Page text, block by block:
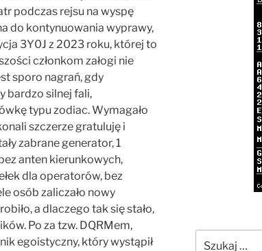
podczas rejsu na wyspę
do kontynuowania wyprawy,
3Y0J z 2023 roku, której to
członkom załogi nie
sporo nagrań, gdy
bardzo silnej fali,
typu zodiac. Wymagało
szczerze gratuluję i
zabrane generator, 1
anten kierunkowych,
dla operatorów, bez
osób zaliczało nowy
a dlaczego tak się stało,
Po za tzw. DQRMem,
egoistyczny, który wystąpił